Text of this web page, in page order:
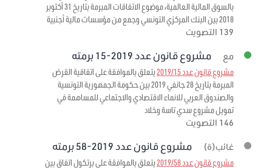
بالسوق المالية العالمية، موضوع الاتفاقات المبرمة بتاريخ 31 أكتوبر
2018 بين البنك المركزي التونسي وجمع من مؤسسات مالية أجنبية
139 التصويت
مع مشروع قانون عدد 2019-15 برمته
مشروع قانون عدد 2019/15
يتعلق بالموافقة على اتفاقية القرض
المبرمة بتاريخ 28 جانفي 2019 بين حكومة الجمهورية التونسية
والصندوق العربي للانماء الاقتصادي والاجتماعي للمساهمة في
تمويل مشروع سدي تاسة وخلاد
146 التصويت
غائب(ة) مشروع قانون عدد 2019-58 برمته
مشروع قانون عدد 2019/58
يتعلق بالموافقة على برتكول اتفاق بين